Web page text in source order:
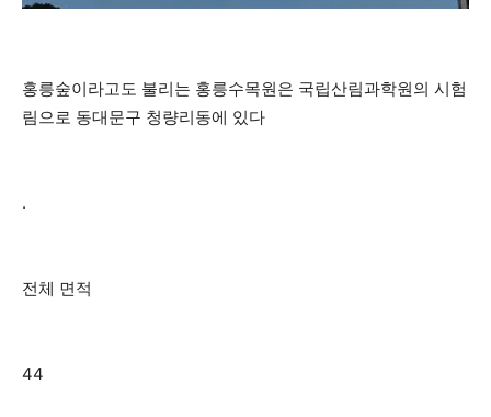
홍릉숲이라고도 불리는 홍릉수목원은 국립산림과학원의 시험
림으로 동대문구 청량리동에 있다
.
전체 면적
44